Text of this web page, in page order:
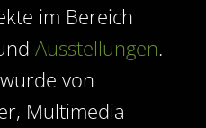
im Bereich
Ausstellungen.
von
Multimedia-